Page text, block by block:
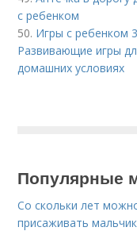
с ребенком
50. Игры с ребенком
Развивающие игры
домашних условиях
Популярные
Со скольки лет
присаживать